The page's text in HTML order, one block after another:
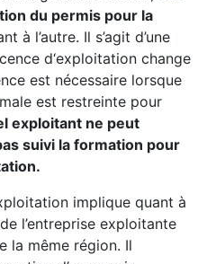
du permis pour la
à l’autre. Il s’agit d’une
d‘exploitation change
est nécessaire lorsque
est restreinte pour
exploitant ne peut
suivi la formation pour
implique quant à
l’entreprise exploitante
la même région. Il